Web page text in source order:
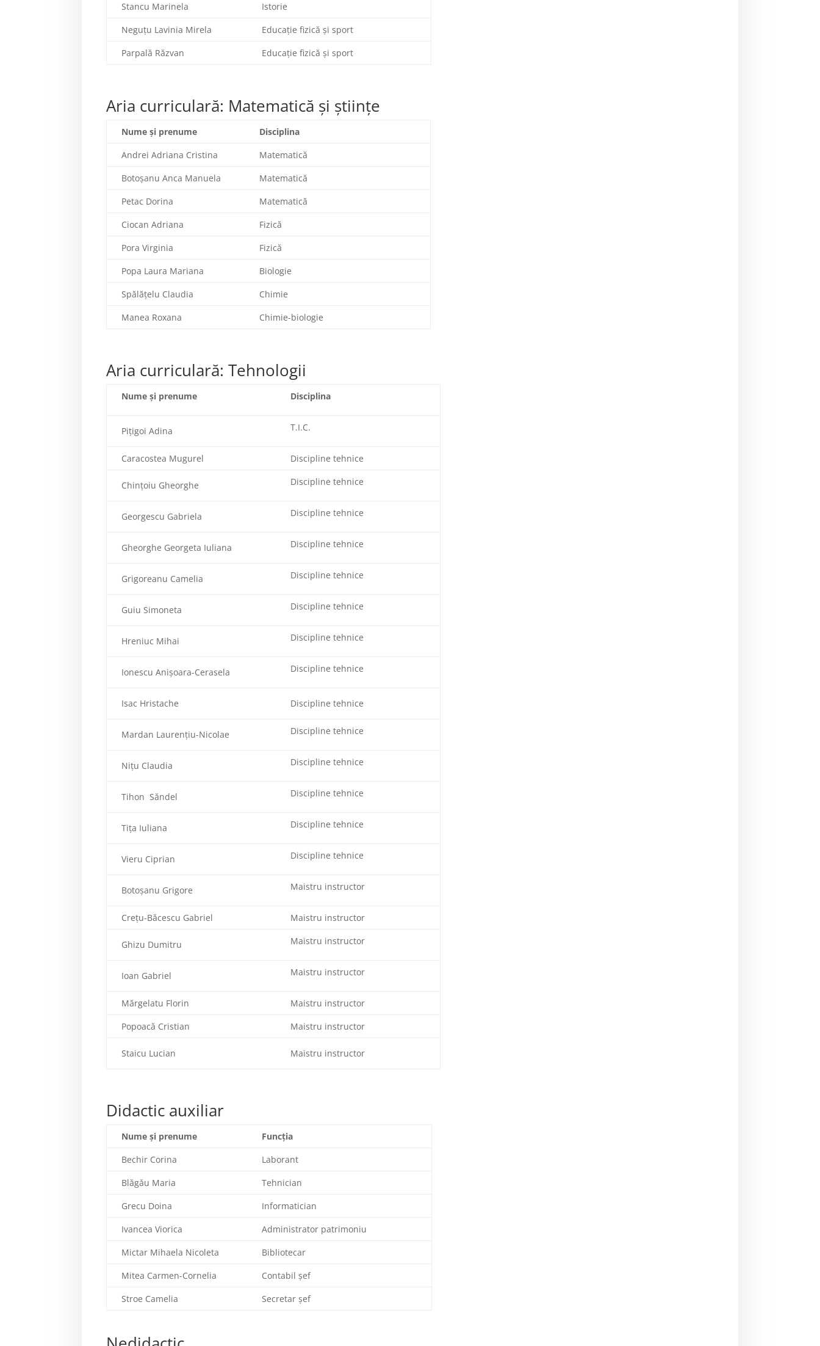
Stancu Marinela
Istorie
Neguțu Lavinia Mirela
Educaţie fizică şi sport
Parpală Răzvan
Educaţie fizică şi sport
Aria curriculară: Matematică şi ştiinţe
Nume şi prenume
Disciplina
Andrei Adriana Cristina
Matematică
Botoșanu Anca Manuela
Matematică
Petac Dorina
Matematică
Ciocan Adriana
Fizică
Pora Virginia
Fizică
Popa Laura Mariana
Biologie
Spălățelu Claudia
Chimie
Manea Roxana
Chimie-biologie
Aria curriculară: Tehnologii
Nume şi prenume Disciplina
Pițigoi Adina T.I.C.
Caracostea Mugurel Discipline tehnice
Chințoiu Gheorghe Discipline tehnice
Georgescu Gabriela Discipline tehnice
Gheorghe Georgeta Iuliana Discipline tehnice
Grigoreanu Camelia Discipline tehnice
Guiu Simoneta Discipline tehnice
Hreniuc Mihai Discipline tehnice
Ionescu Anişoara-Cerasela Discipline tehnice
Isac Hristache Discipline tehnice
Mardan Laurențiu-Nicolae Discipline tehnice
Nițu Claudia Discipline tehnice
Tihon Săndel Discipline tehnice
Tița Iuliana Discipline tehnice
Vieru Ciprian Discipline tehnice
Botoșanu Grigore Maistru instructor
Crețu-Băcescu Gabriel Maistru instructor
Ghizu Dumitru Maistru instructor
Ioan Gabriel Maistru instructor
Mărgelatu Florin
Maistru instructor
Popoacă Cristian
Maistru instructor
Staicu Lucian Maistru instructor
Didactic auxiliar
Nume şi prenume
Funcția
Bechir Corina
Laborant
Blăgău Maria
Tehnician
Grecu Doina
Informatician
Ivancea Viorica
Administrator patrimoniu
Mictar Mihaela Nicoleta
Bibliotecar
Mitea Carmen-Cornelia
Contabil șef
Stroe Camelia
Secretar șef